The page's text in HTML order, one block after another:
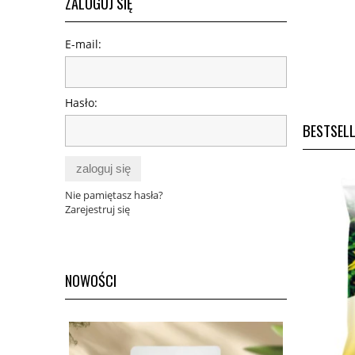
E-mail:
Hasło:
zaloguj się
Nie pamiętasz hasła?
Zarejestruj się
NOWOŚCI